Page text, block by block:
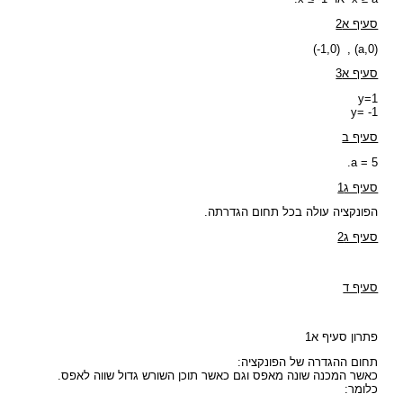
סעיף א2
(-1,0) , (a,0)
סעיף א3
y=1
y= -1
סעיף ב
a = 5.
סעיף ג1
הפונקציה עולה בכל תחום הגדרתה.
סעיף ג2
סעיף ד
פתרון סעיף א1
תחום ההגדרה של הפונקציה:
כאשר המכנה שונה מאפס וגם כאשר תוכן השורש גדול שווה לאפס.
כלומר: